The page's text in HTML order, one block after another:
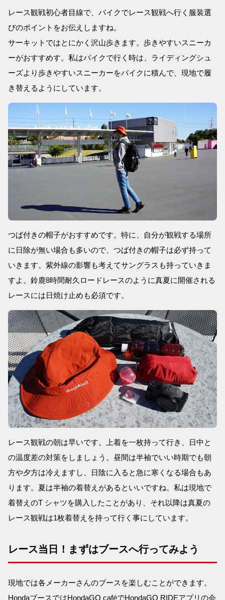
レース観戦初心者目線で、バイクでレース観戦へ行く服装選
びのポイントをお伝えしますね。
サーキットではとにかく沢山歩きます。歩きやすいスニーカ
ーがおすすめす。私はバイクで行く時は、ライディングシュ
ーズより歩きやすいスニーカーをバイクに積んで、現地で履
き替えるようにしています。
つば付きの帽子がおすすめです。特に、自分が観戦する場所
に日除が無い場合も多いので、つば付きの帽子は必ず持って
いきます。紫外線の影響も考えてサングラスも持っていきま
すよ。鈴鹿8時間耐久ロードレースのように真夏に開催される
レースには日焼け止めも必須です。
レース観戦の朝は早いです。上着を一枚持って行き、日中と
の温度差の対策をしましょう。昼間は半袖でいい時期でも朝
方や夕方は冷えますし、日陰に入ると急に寒くなる場合もあ
ります。夏は半袖の着替えがあるといいですね。私は現地で
着替えのT シャツを購入したことがあり、それ以降は真夏の
レース観戦は1枚着替えを持って行く事にしています。
レース当日！まずはブースへ行ってみよう
現地では各メーカーさんのブースを楽しむことができます。
HondaブースではHondaGO caféでHondaGO RIDEアプリの会